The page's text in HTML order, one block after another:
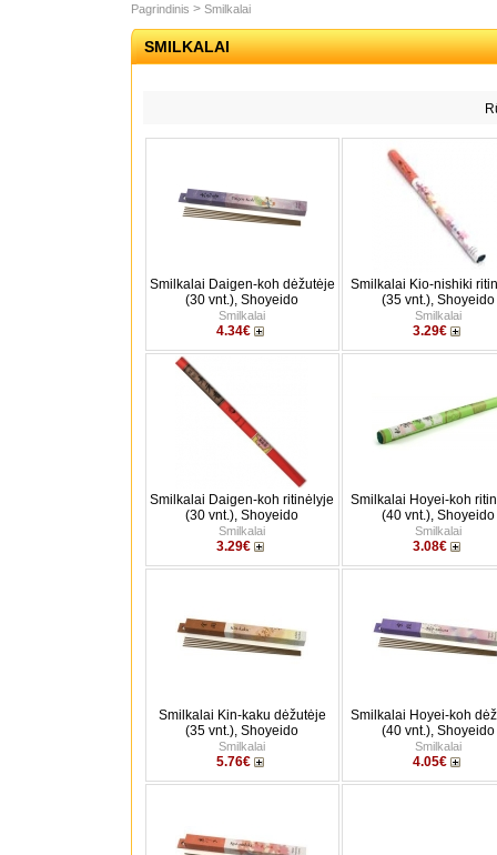
Pagrindinis > Smilkalai
SMILKALAI
Smilkalai Daigen-koh dėžutėje
(30 vnt.), Shoyeido
Smilkalai
4.34€
Smilkalai Kio-nishiki
(35 vnt.), Shoyeido
Smilkalai
3.29€
Smilkalai Daigen-koh ritinėlyje
(30 vnt.), Shoyeido
Smilkalai
3.29€
Smilkalai Hoyei-koh
(40 vnt.), Shoyeido
Smilkalai
3.08€
Smilkalai Kin-kaku dėžutėje
(35 vnt.), Shoyeido
Smilkalai
5.76€
Smilkalai Hoyei-koh
(40 vnt.), Shoyeido
Smilkalai
4.05€